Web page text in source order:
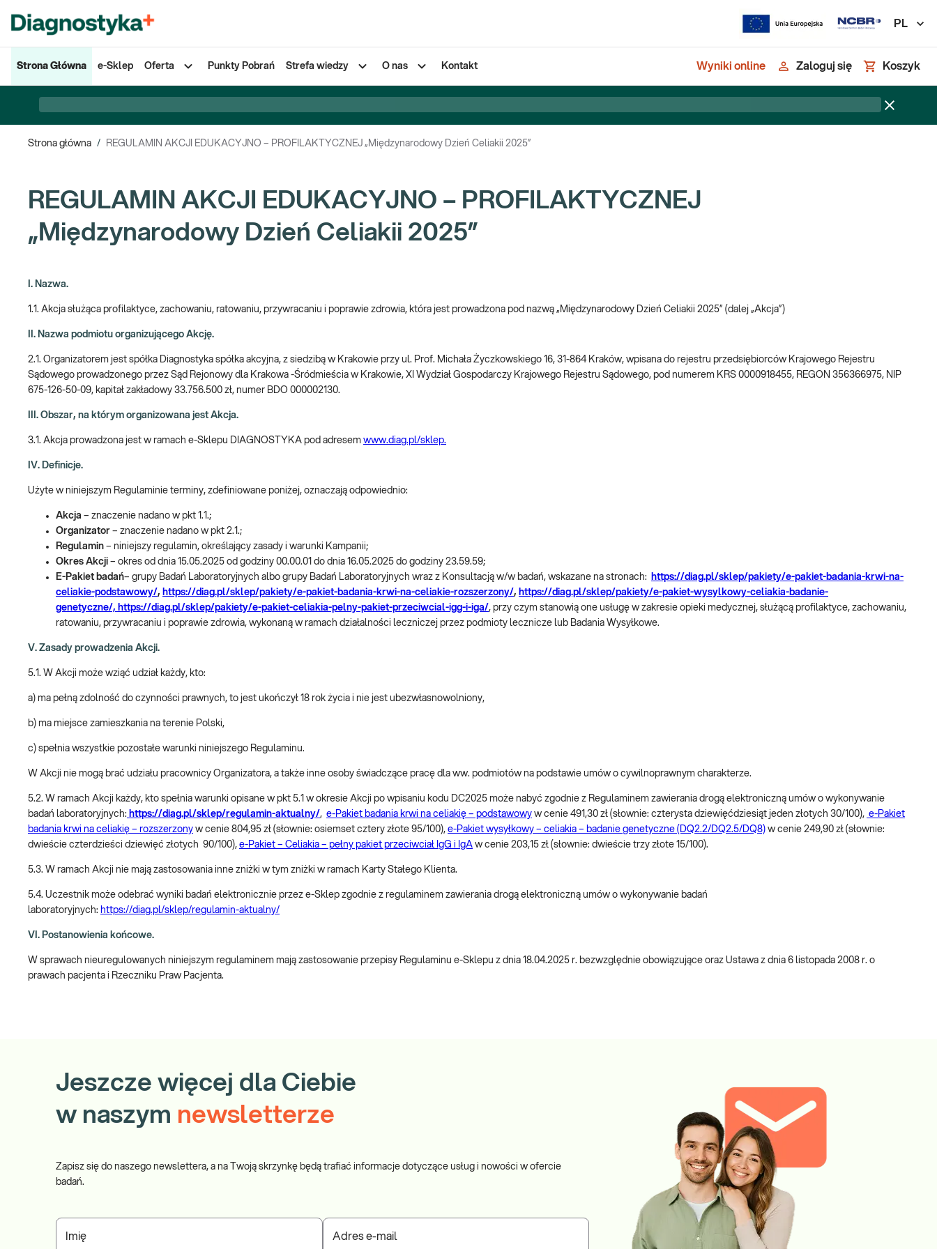
PL
Strona Główna e-Sklep Oferta Punkty Pobrań Strefa wiedzy O nas Kontakt Wyniki online Zaloguj się Koszyk
Strona główna / REGULAMIN AKCJI EDUKACYJNO – PROFILAKTYCZNEJ „Międzynarodowy Dzień Celiakii 2025”
REGULAMIN AKCJI EDUKACYJNO – PROFILAKTYCZNEJ
„Międzynarodowy Dzień Celiakii 2025”
I. Nazwa.
1.1. Akcja służąca profilaktyce, zachowaniu, ratowaniu, przywracaniu i poprawie zdrowia, która jest prowadzona pod nazwą „Międzynarodowy Dzień Celiakii 2025” (dalej „Akcja”)
II. Nazwa podmiotu organizującego Akcję.
2.1. Organizatorem jest spółka Diagnostyka spółka akcyjna, z siedzibą w Krakowie przy ul. Prof. Michała Życzkowskiego 16, 31-864 Kraków, wpisana do rejestru przedsiębiorców Krajowego Rejestru
Sądowego prowadzonego przez Sąd Rejonowy dla Krakowa -Śródmieścia w Krakowie, XI Wydział Gospodarczy Krajowego Rejestru Sądowego, pod numerem KRS 0000918455, REGON 356366975, NIP
675-126-50-09, kapitał zakładowy 33.756.500 zł, numer BDO 000002130.
III. Obszar, na którym organizowana jest Akcja.
3.1. Akcja prowadzona jest w ramach e-Sklepu DIAGNOSTYKA pod adresem www.diag.pl/sklep.
IV. Definicje.
Użyte w niniejszym Regulaminie terminy, zdefiniowane poniżej, oznaczają odpowiednio:
Akcja – znaczenie nadano w pkt 1.1.;
Organizator – znaczenie nadano w pkt 2.1.;
Regulamin – niniejszy regulamin, określający zasady i warunki Kampanii;
Okres Akcji – okres od dnia 15.05.2025 od godziny 00.00.01 do dnia 16.05.2025 do godziny 23.59.59;
E-Pakiet badań– grupy Badań Laboratoryjnych albo grupy Badań Laboratoryjnych wraz z Konsultacją w/w badań, wskazane na stronach:
https://diag.pl/sklep/pakiety/e-pakiet-badania-krwi-na-
celiakie-podstawowy/, https://diag.pl/sklep/pakiety/e-pakiet-badania-krwi-na-celiakie-rozszerzony/, https://diag.pl/sklep/pakiety/e-pakiet-wysylkowy-celiakia-badanie-
genetyczne/, https://diag.pl/sklep/pakiety/e-pakiet-celiakia-pelny-pakiet-przeciwcial-igg-i-iga/, przy czym stanowią one usługę w zakresie opieki medycznej, służącą profilaktyce, zachowaniu,
ratowaniu, przywracaniu i poprawie zdrowia, wykonaną w ramach działalności leczniczej przez podmioty lecznicze lub Badania Wysyłkowe.
V. Zasady prowadzenia Akcji.
5.1. W Akcji może wziąć udział każdy, kto:
a) ma pełną zdolność do czynności prawnych, to jest ukończył 18 rok życia i nie jest ubezwłasnowolniony,
b) ma miejsce zamieszkania na terenie Polski,
c) spełnia wszystkie pozostałe warunki niniejszego Regulaminu.
W Akcji nie mogą brać udziału pracownicy Organizatora, a także inne osoby świadczące pracę dla ww. podmiotów na podstawie umów o cywilnoprawnym charakterze.
5.2. W ramach Akcji każdy, kto spełnia warunki opisane w pkt 5.1 w okresie Akcji po wpisaniu kodu DC2025 może nabyć zgodnie z Regulaminem zawierania drogą elektroniczną umów o wykonywanie
badań laboratoryjnych: https://diag.pl/sklep/regulamin-aktualny/, e-Pakiet badania krwi na celiakię – podstawowy w cenie 491,30 zł (słownie: czterysta dziewięćdziesiąt jeden złotych 30/100), e-Pakiet
badania krwi na celiakię – rozszerzony w cenie 804,95 zł (słownie: osiemset cztery złote 95/100), e-Pakiet wysyłkowy – celiakia – badanie genetyczne (DQ2.2/DQ2.5/DQ8) w cenie 249,90 zł (słownie:
dwieście czterdzieści dziewięć złotych 90/100), e-Pakiet – Celiakia – pełny pakiet przeciwciał IgG i IgA w cenie 203,15 zł (słownie: dwieście trzy złote 15/100).
5.3. W ramach Akcji nie mają zastosowania inne zniżki w tym zniżki w ramach Karty Stałego Klienta.
5.4. Uczestnik może odebrać wyniki badań elektronicznie przez e-Sklep zgodnie z regulaminem zawierania drogą elektroniczną umów o wykonywanie badań
laboratoryjnych: https://diag.pl/sklep/regulamin-aktualny/
VI. Postanowienia końcowe.
W sprawach nieuregulowanych niniejszym regulaminem mają zastosowanie przepisy Regulaminu e-Sklepu z dnia 18.04.2025 r. bezwzględnie obowiązujące oraz Ustawa z dnia 6 listopada 2008 r. o
prawach pacjenta i Rzeczniku Praw Pacjenta.
Jeszcze więcej dla Ciebie
w naszym newsletterze
Zapisz się do naszego newslettera, a na Twoją skrzynkę będą trafiać informacje dotyczące usług i nowości w ofercie
badań.
Imię Adres e-mail